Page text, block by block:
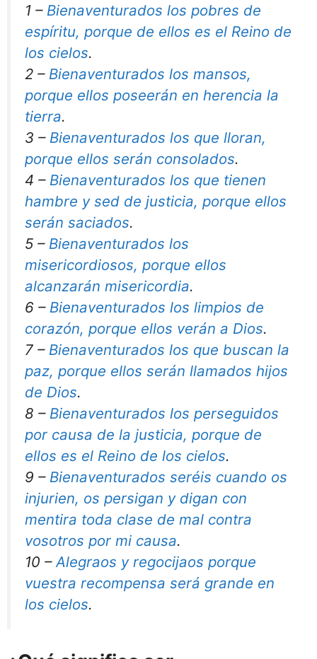
1 – Bienaventurados los pobres de
espíritu, porque de ellos es el Reino de
los cielos.
2 – Bienaventurados los mansos,
porque ellos poseerán en herencia la
tierra.
3 – Bienaventurados los que lloran,
porque ellos serán consolados.
4 – Bienaventurados los que tienen
hambre y sed de justicia, porque ellos
serán saciados.
5 – Bienaventurados los
misericordiosos, porque ellos
alcanzarán misericordia.
6 – Bienaventurados los limpios de
corazón, porque ellos verán a Dios.
7 – Bienaventurados los que buscan la
paz, porque ellos serán llamados hijos
de Dios.
8 – Bienaventurados los perseguidos
por causa de la justicia, porque de
ellos es el Reino de los cielos.
9 – Bienaventurados seréis cuando os
injurien, os persigan y digan con
mentira toda clase de mal contra
vosotros por mi causa.
10 – Alegraos y regocijaos porque
vuestra recompensa será grande en
los cielos.